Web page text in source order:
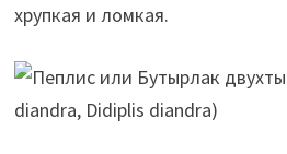
хрупкая и ломкая.